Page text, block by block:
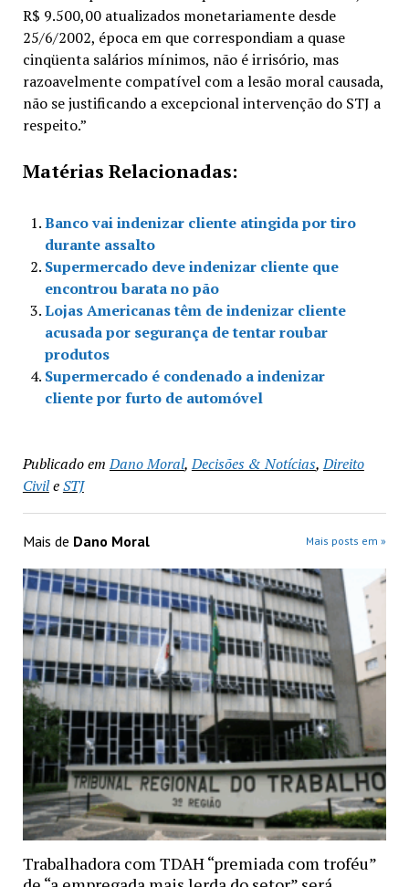
R$ 9.500,00 atualizados monetariamente desde
25/6/2002, época em que correspondiam a quase
cinqüenta salários mínimos, não é irrisório, mas
razoavelmente compatível com a lesão moral causada,
não se justificando a excepcional intervenção do STJ a
respeito.”
Matérias Relacionadas:
Banco vai indenizar cliente atingida por tiro
durante assalto
Supermercado deve indenizar cliente que
encontrou barata no pão
Lojas Americanas têm de indenizar cliente
acusada por segurança de tentar roubar
produtos
Supermercado é condenado a indenizar
cliente por furto de automóvel
Publicado em Dano Moral,Decisões & Notícias,Direito
CivileSTJ
Mais de Dano Moral Mais posts em »
Trabalhadora com TDAH “premiada com troféu”